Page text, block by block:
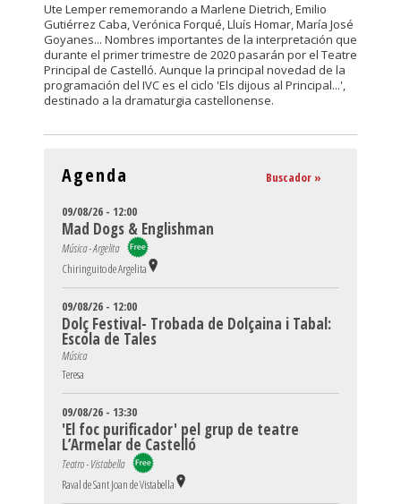
Ute Lemper rememorando a Marlene Dietrich, Emilio
Gutiérrez Caba, Verónica Forqué, Lluís Homar, María José
Goyanes... Nombres importantes de la interpretación que
durante el primer trimestre de 2020 pasarán por el Teatre
Principal de Castelló. Aunque la principal novedad de la
programación del IVC es el ciclo 'Els dijous al Principal...',
destinado a la dramaturgia castellonense.
Agenda Buscador »
09/08/26 - 12:00
Mad Dogs & Englishman
Música - Argelita
Chiringuito de Argelita
09/08/26 - 12:00
Dolç Festival- Trobada de Dolçaina i Tabal:
Escola de Tales
Música
Teresa
09/08/26 - 13:30
'El foc purificador' pel grup de teatre
L’Armelar de Castelló
Teatro - Vistabella
Raval de Sant Joan de Vistabella